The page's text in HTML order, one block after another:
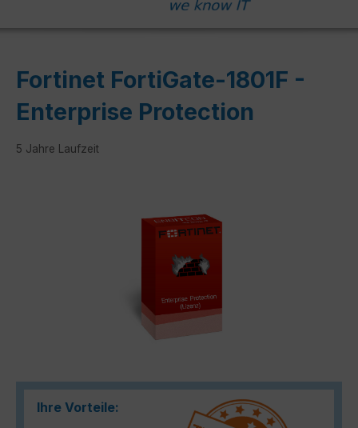
Fortinet FortiGate-1801F -
Enterprise Protection
5 Jahre Laufzeit
Ihre Vorteile: